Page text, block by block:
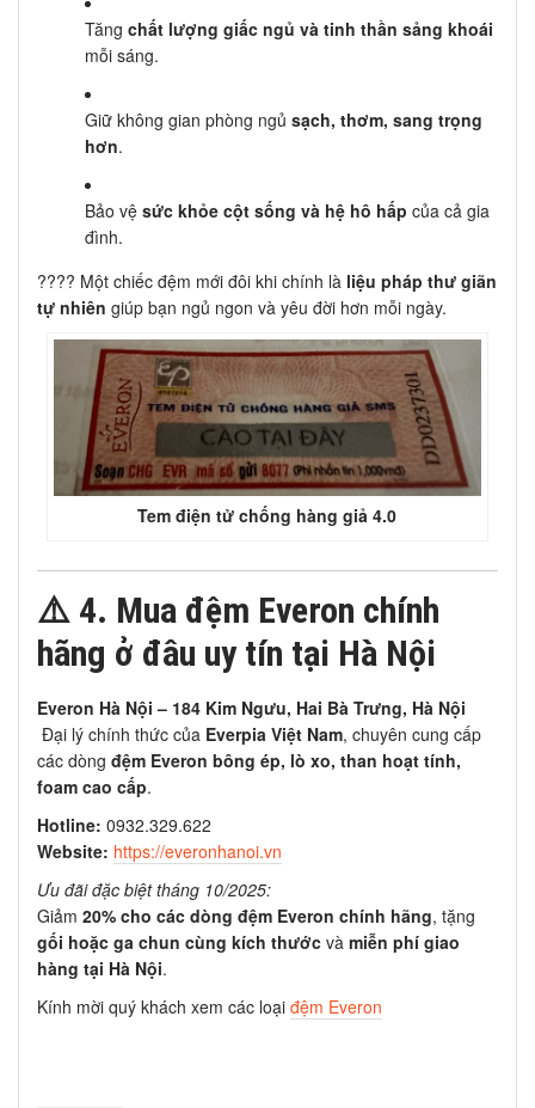
Tăng chất lượng giấc ngủ và tinh thần sảng khoái
mỗi sáng.
Giữ không gian phòng ngủ sạch, thơm, sang trọng
hơn.
Bảo vệ sức khỏe cột sống và hệ hô hấp của cả gia
đình.
???? Một chiếc đệm mới đôi khi chính là liệu pháp thư giãn
tự nhiên giúp bạn ngủ ngon và yêu đời hơn mỗi ngày.
Tem điện tử chống hàng giả 4.0
⚠️ 4. Mua đệm Everon chính
hãng ở đâu uy tín tại Hà Nội
Everon Hà Nội – 184 Kim Ngưu, Hai Bà Trưng, Hà Nội
Đại lý chính thức của Everpia Việt Nam, chuyên cung cấp
các dòng đệm Everon bông ép, lò xo, than hoạt tính,
foam cao cấp.
Hotline: 0932.329.622
Website: https://everonhanoi.vn
Ưu đãi đặc biệt tháng 10/2025:
Giảm 20% cho các dòng đệm Everon chính hãng, tặng
gối hoặc ga chun cùng kích thước và miễn phí giao
hàng tại Hà Nội.
Kính mời quý khách xem các loại đệm Everon